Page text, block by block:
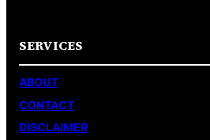
SERVICES
ABOUT
CONTACT
DISCLAIMER